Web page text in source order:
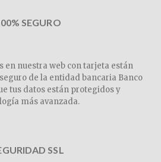
SEGURO
en nuestra web con tarjeta están
de la entidad bancaria Banco
tus datos están protegidos y
más avanzada.
SSL